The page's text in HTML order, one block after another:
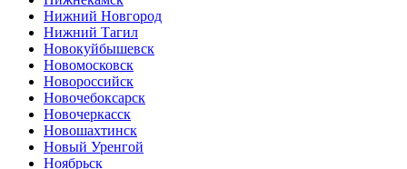
Нижний Новгород
Нижний Тагил
Новокуйбышевск
Новомосковск
Новороссийск
Новочебоксарск
Новочеркасск
Новошахтинск
Новый Уренгой
Ноябрьск